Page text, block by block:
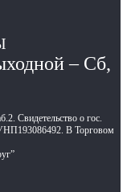
– Сб,
Свидетельство о гос.
В Торговом